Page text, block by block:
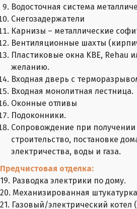
Водосточная система
Снегозадержатели
Карнизы – металлические
Вентиляционные шахты
Пластиковые окна KBE, Rehau
желанию.
Входная дверь с
Входная монолитная лестница.
Оконные отливы
Подоконники.
Сопровождение при
строительство, постановке
электричества, воды и газа.
Предчистовая отделка:
19. Разводка электрики по дому.
20. Механизированная
21. Газовый/электрический